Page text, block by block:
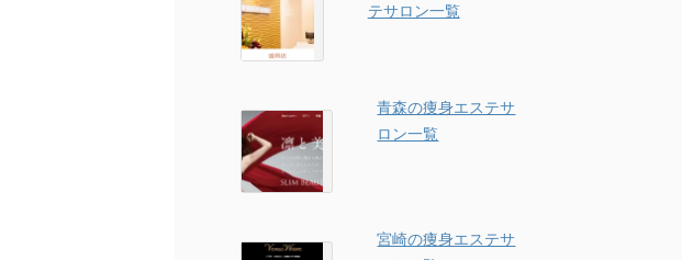
テサロン一覧
青森の痩身エステサ
ロン一覧
宮崎の痩身エステサ